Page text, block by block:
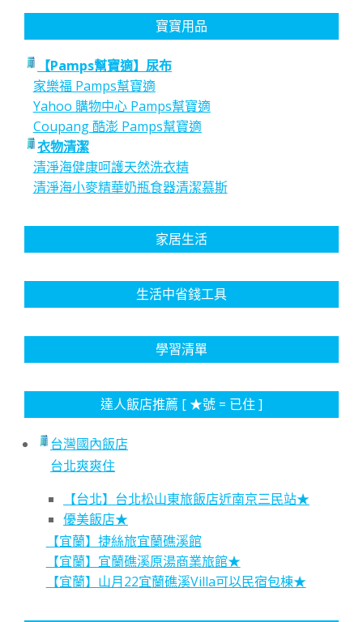
寶寶用品
【Pamps幫寶適】尿布
家樂福 Pamps幫寶適
Yahoo 購物中心 Pamps幫寶適
Coupang 酷澎 Pamps幫寶適
衣物清潔
清淨海健康呵護天然洗衣精
清淨海小麥精華奶瓶食器清潔慕斯
家居生活
生活中省錢工具
學習清單
達人飯店推薦 [ ★號 = 已住 ]
台灣國內飯店
台北爽爽住
【台北】台北松山東旅飯店近南京三民站★
優美飯店★
【宜蘭】捷絲旅宜蘭礁溪館
【宜蘭】宜蘭礁溪原湯商業旅館★
【宜蘭】山月22宜蘭礁溪Villa可以民宿包棟★